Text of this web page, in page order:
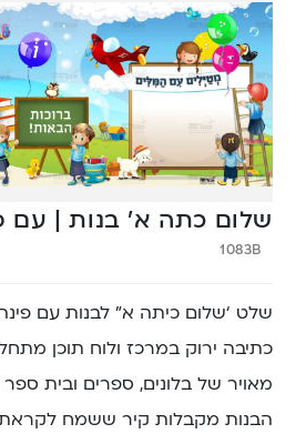
שלום כתה א’ בנות | עם
1083B
שלט ‘שלום כיתה א” לבנות עם
כתיבה ירוק במרכז ולוח תוכן
מאויר של בלונים, ספרים ובית
הבנות מקבלות קיר ששמח